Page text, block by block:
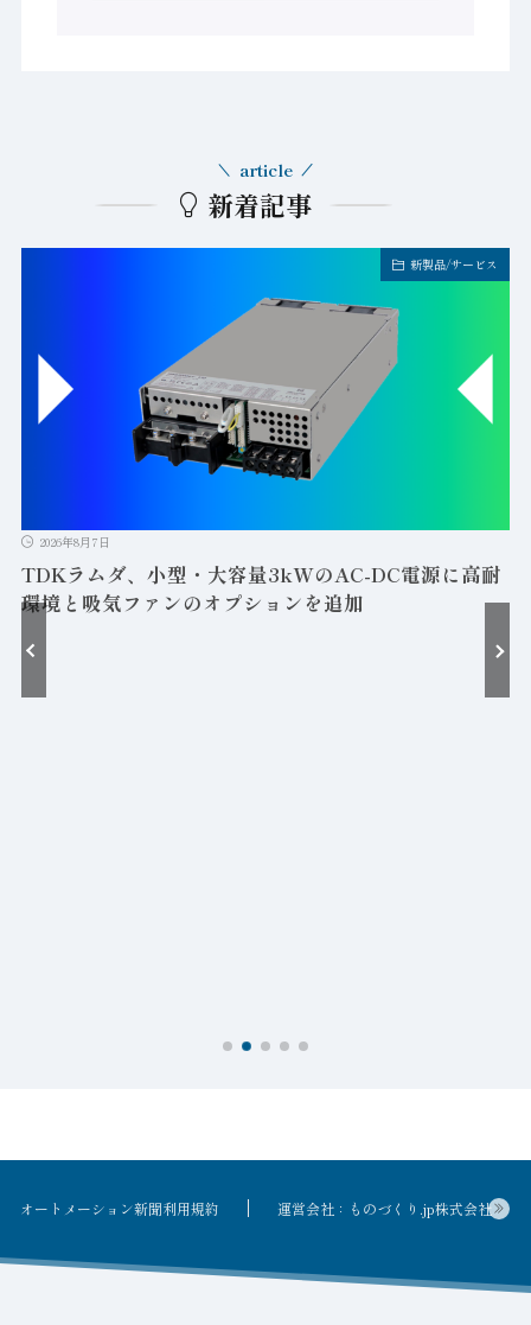
新着記事
article
新製品/サービス
2026年8月7日
TDKラムダ、小型・大容量3kWのAC-DC電源に高耐
環境と吸気ファンのオプションを追加
オートメーション新聞利用規約 運営会社：ものづくり.jp株式会社